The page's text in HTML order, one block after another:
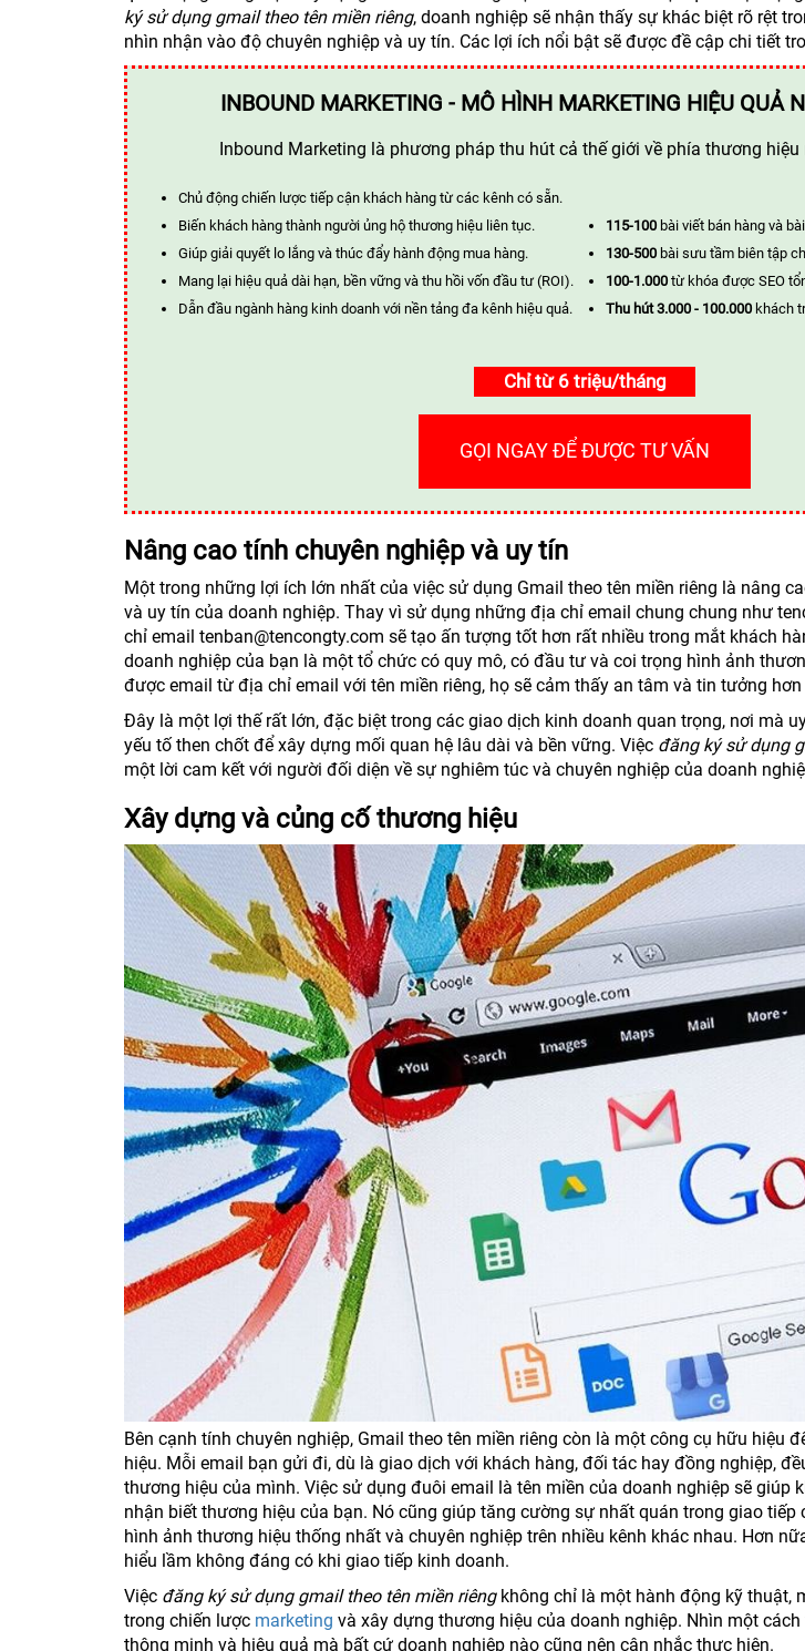
ký sử dụng gmail theo tên miền riêng, doanh nghiệp sẽ nhận thấy sự khác biệt rõ rệt
nhìn nhận vào độ chuyên nghiệp và uy tín. Các lợi ích nổi bật sẽ được đề cập chi tiết
INBOUND MARKETING - MÔ HÌNH MARKETING HIỆU QUẢ
Inbound Marketing là phương pháp thu hút cả thế giới về phía thương
Chủ động chiến lược tiếp cận khách hàng từ các kênh có sẵn.
Biến khách hàng thành người ủng hộ thương hiệu liên tục.
Giúp giải quyết lo lắng và thúc đẩy hành động mua hàng.
Mang lại hiệu quả dài hạn, bền vững và thu hồi vốn đầu tư (ROI).
Dẫn đầu ngành hàng kinh doanh với nền tảng đa kênh hiệu quả.
115-100 bài viết bán hàng và
130-500 bài sưu tầm biên tập
100-1.000 từ khóa được SEO
Thu hút 3.000 - 100.000 khách
Chỉ từ 6 triệu/tháng
GỌI NGAY ĐỂ ĐƯỢC TƯ VẤN
Nâng cao tính chuyên nghiệp và uy tín
Một trong những lợi ích lớn nhất của việc sử dụng Gmail theo tên miền riêng là nâng
và uy tín của doanh nghiệp. Thay vì sử dụng những địa chỉ email chung chung như
chỉ email tenban@tencongty.com sẽ tạo ấn tượng tốt hơn rất nhiều trong mắt khách
doanh nghiệp của bạn là một tổ chức có quy mô, có đầu tư và coi trọng hình ảnh
được email từ địa chỉ email với tên miền riêng, họ sẽ cảm thấy an tâm và tin tưởng
Đây là một lợi thế rất lớn, đặc biệt trong các giao dịch kinh doanh quan trọng, nơi mà
yếu tố then chốt để xây dựng mối quan hệ lâu dài và bền vững. Việc đăng ký sử dụng
một lời cam kết với người đối diện về sự nghiêm túc và chuyên nghiệp của doanh
Xây dựng và củng cố thương hiệu
Bên cạnh tính chuyên nghiệp, Gmail theo tên miền riêng còn là một công cụ hữu hiệu
hiệu. Mỗi email bạn gửi đi, dù là giao dịch với khách hàng, đối tác hay đồng nghiệp,
thương hiệu của mình. Việc sử dụng đuôi email là tên miền của doanh nghiệp sẽ giúp
nhận biết thương hiệu của bạn. Nó cũng giúp tăng cường sự nhất quán trong giao tiếp
hình ảnh thương hiệu thống nhất và chuyên nghiệp trên nhiều kênh khác nhau. Hơn
hiểu lầm không đáng có khi giao tiếp kinh doanh.
Việc đăng ký sử dụng gmail theo tên miền riêngkhông chỉ là một hành động kỹ thuật,
trong chiến lược marketing và xây dựng thương hiệu của doanh nghiệp. Nhìn một
thông minh và hiệu quả mà bất cứ doanh nghiệp nào cũng nên cân nhắc thực hiện.